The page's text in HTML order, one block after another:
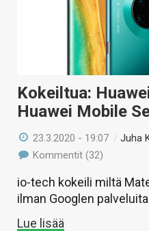
Kokeiltua:
Huawei Mobile
23.3.2020 - 19:07 /Juha
Kommentit (32)
io-tech kokeili miltä
ilman Googlen
Lue lisää